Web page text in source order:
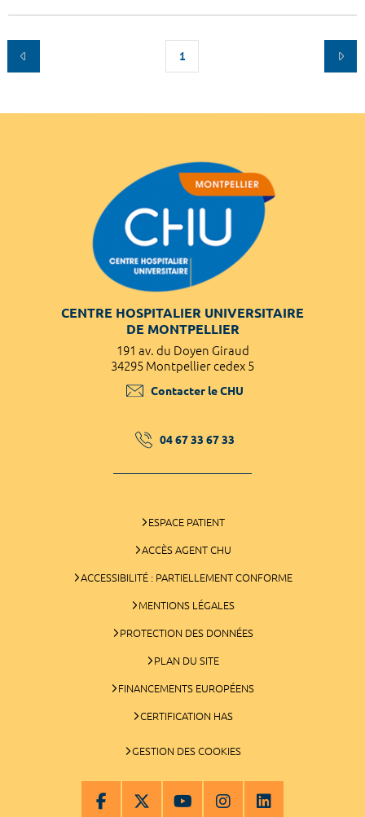
1
CENTRE HOSPITALIER UNIVERSITAIRE
DE MONTPELLIER
191 av. du Doyen Giraud
34295 Montpellier cedex 5
Contacter le CHU
04 67 33 67 33
ESPACE PATIENT
ACCÈS AGENT CHU
ACCESSIBILITÉ : PARTIELLEMENT CONFORME
MENTIONS LÉGALES
PROTECTION DES DONNÉES
PLAN DU SITE
FINANCEMENTS EUROPÉENS
CERTIFICATION HAS
GESTION DES COOKIES